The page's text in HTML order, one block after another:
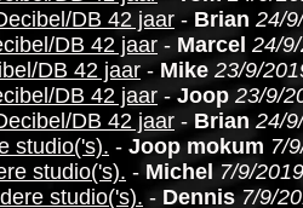
DB 42 jaar - Brian 24/
DB 42 jaar - Marcel 24/
DB 42 jaar - Mike 23/9/
DB 42 jaar -Joop 23/9/
DB 42 jaar - Brian 24/
studio('s). - Joop mokum 7/
studio('s). - Michel 7/9/
studio('s). - Dennis 7/9/